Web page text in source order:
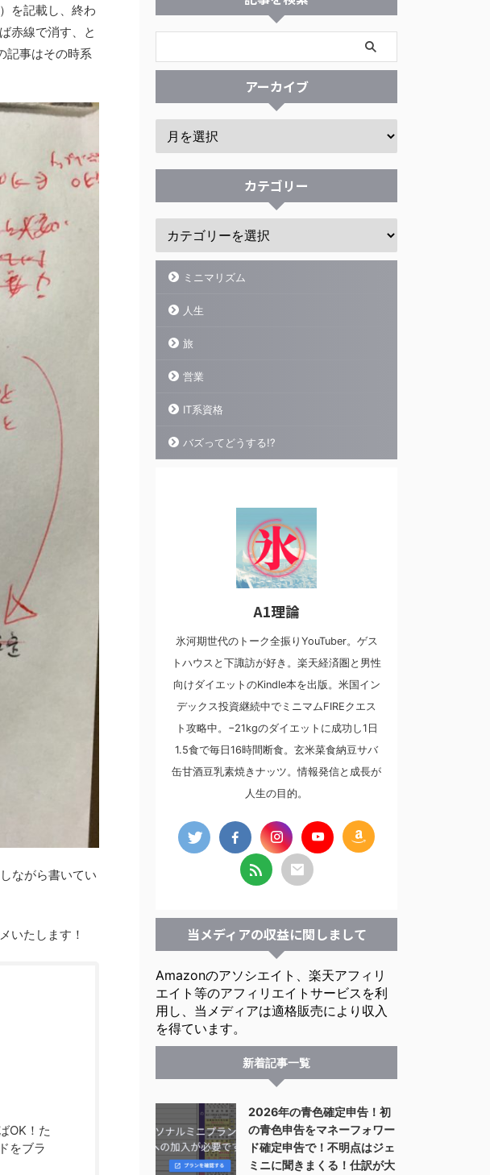
を記載し、終わ
赤線で消す、と
記事はその時系
ながら書いてい
いたします！
OK！た
をブラ
アーカイブ
カテゴリー
ミニマリズム
人生
旅
営業
IT系資格
バズってどうする!?
A1理論
氷河期世代のトーク全振りYouTuber。ゲス
トハウスと下諏訪が好き。楽天経済圏と男性
向けダイエットのKindle本を出版。米国イン
デックス投資継続中でミニマムFIREクエス
ト攻略中。−21kgのダイエットに成功し1日
1.5食で毎日16時間断食。玄米菜食納豆サバ
缶甘酒豆乳素焼きナッツ。情報発信と成長が
人生の目的。
当メディアの収益に関しまして
Amazonのアソシエイト、楽天アフィリ
エイト等のアフィリエイトサービスを利
用し、当メディアは適格販売により収入
を得ています。
新着記事一覧
2026年の青色確定申告！初
の青色申告をマネーフォワー
ド確定申告で！不明点はジェ
ミニに聞きまくる！仕訳が大